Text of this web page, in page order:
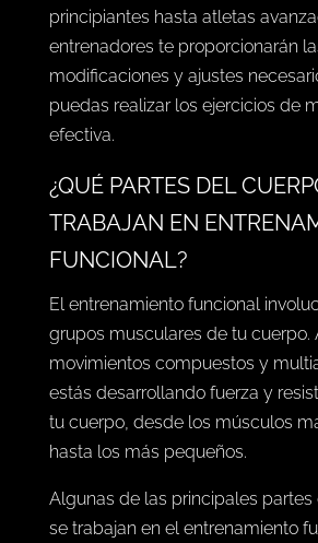
principiantes hasta atletas
entrenadores te proporcionarán
modificaciones y ajustes
puedas realizar los ejercicios de
efectiva.
¿QUÉ PARTES DEL
TRABAJAN EN
FUNCIONAL?
El entrenamiento funcional
grupos musculares de tu cuerpo.
movimientos compuestos y
estás desarrollando fuerza y
tu cuerpo, desde los músculos
hasta los más pequeños.
Algunas de las principales
se trabajan en el entrenamiento